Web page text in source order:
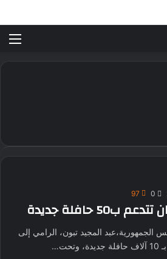
0
97
حافلة جديدة
الجمهورية،عبد المجيد تبون، الرامي إلى